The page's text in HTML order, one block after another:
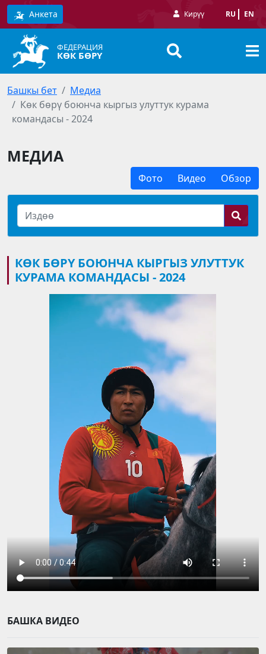
Анкета Кирүү RU EN
ФЕДЕРАЦИЯ
КӨК БӨРҮ
Башкы бет
Медиа
Көк бөрү боюнча кыргыз улуттук курама
командасы - 2024
МЕДИА
Фото Видео Обзор
КӨК БӨРҮ БОЮНЧА КЫРГЫЗ УЛУТТУК
КУРАМА КОМАНДАСЫ - 2024
БАШКА ВИДЕО